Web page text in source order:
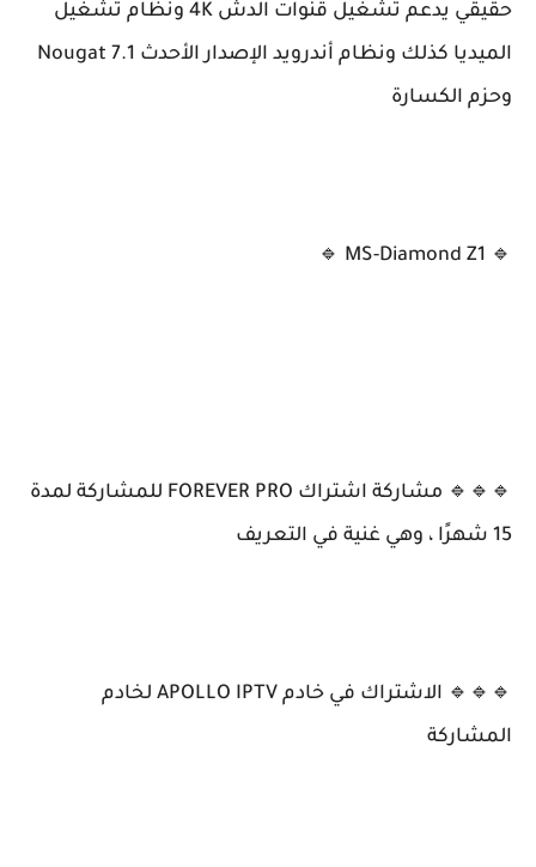
حقيقي يدعم تشغيل قنوات الدش 4K ونظام تشغيل
الميديا ​​كذلك ونظام أندرويد الإصدار الأحدث 7.1 Nougat
وحزم الكسارة
🔹 MS-Diamond Z1 🔹
🔹🔹🔹 مشاركة اشتراك FOREVER PRO للمشاركة لمدة
15 شهرًا ، وهي غنية في التعريف
🔹🔹🔹 الاشتراك في خادم APOLLO IPTV لخادم
المشاركة